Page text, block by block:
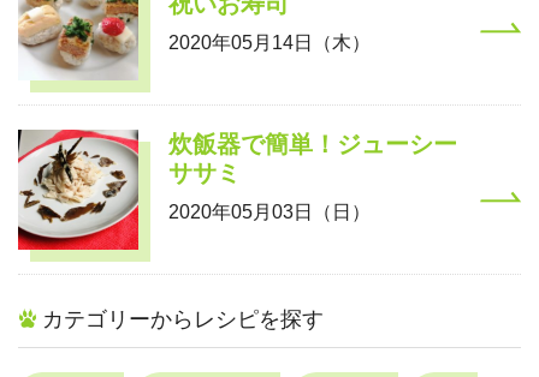
2020年05月14日（木）
炊飯器で簡単！ジューシー
ササミ
2020年05月03日（日）
カテゴリーからレシピを探す